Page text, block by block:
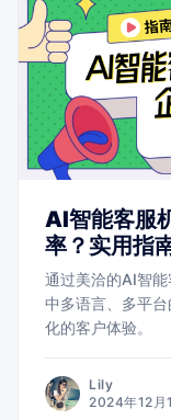
AI智能客服
率？实用指
通过美洽的AI智
中多语言、多平
化的客户体验。
Lily
2024年12月